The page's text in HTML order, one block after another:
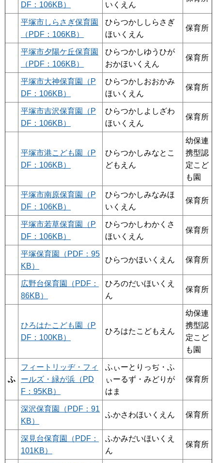
DF：106KB） いくえん
平塚市しらさぎ保育園
（PDF：106KB）
ひらつかししらさぎ
ほいくえん
保育所
平塚市夕陽ケ丘保育園
（PDF：106KB）
ひらつかしゆうひが
おかほいくえん
保育所
平塚市大神保育園（P
DF：106KB）
ひらつかしおおかみ
ほいくえん
保育所
平塚市吉沢保育園（P
DF：106KB）
ひらつかしよしざわ
ほいくえん
保育所
平塚市港こども園（P
DF：106KB）
ひらつかしみなとこ
どもえん
幼保連
携型認
定こど
も園
平塚市南原保育園（P
DF：106KB）
ひらつかしみなみほ
いくえん
保育所
平塚市若草保育園（P
DF：106KB）
ひらつかしわかくさ
ほいくえん
保育所
平塚保育園（PDF：95
KB）
ひらつかほいくえん 保育所
広野台保育園（PDF：
86KB）
ひろのだいほいくえ
ん
保育所
ひろはたこども園（P
DF：100KB）
ひろはたこどもえん
幼保連
携型認
定こど
も園
ふ
フィートリッヂ・フィ
ールズ・緑が浜（PD
F：95KB）
ふぃーとりっぢ・ふ
ぃーるず・みどりが
はま
保育所
深沢保育園（PDF：91
KB）
ふかさわほいくえん 保育所
深見台保育園（PDF：
101KB）
ふかみだいほいくえ
ん
保育所